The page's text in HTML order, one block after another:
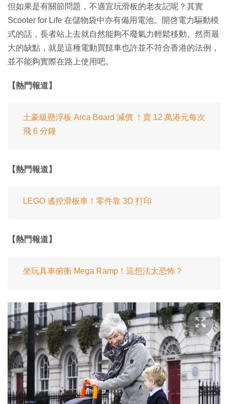
但如果是有關節問題，不適宜玩滑板的老友記呢？其實
Scooter for Life 在儲物袋中亦有備用電池。開啓電力驅動模
式的話，長者站上去就自然能夠不廢氣力輕鬆移動。然而最
大的缺點，就是這種電動買餸車也許並不符合香港的法例，
並不能夠實際在路上使用吧。
【熱門報道】
土豪級懸浮板 Arca Board 減價 ！賣 12 萬港元每次
飛 6 分鐘
【熱門報道】
LEGO 遙控滑板車！零件靠 3D 打印
【熱門報道】
坐玩具車俯衝 Mega Ramp！這想法太恐怖？